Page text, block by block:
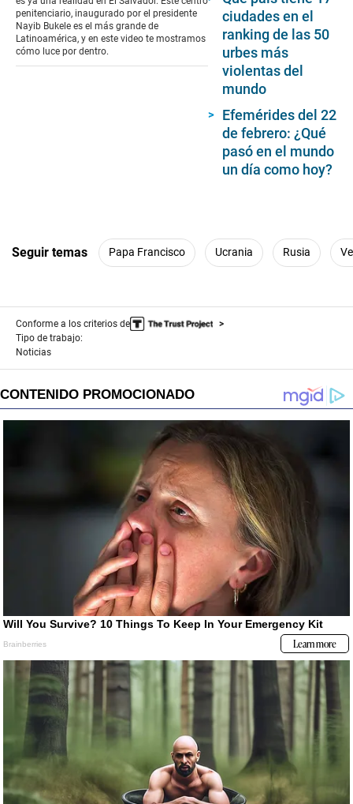
minutes,
53
seconds
penitenciario, inaugurado por el presidente
Nayib Bukele es el más grande de
Latinoamérica, y en este video te mostramos
cómo luce por dentro.
ciudades en el
ranking de las 50
urbes más
violentas del
mundo
Efemérides del 22
de febrero: ¿Qué
pasó en el mundo
un día como hoy?
Seguir temas Papa Francisco Ucrania Rusia
Conforme a los criterios de
Tipo de trabajo:
Noticias